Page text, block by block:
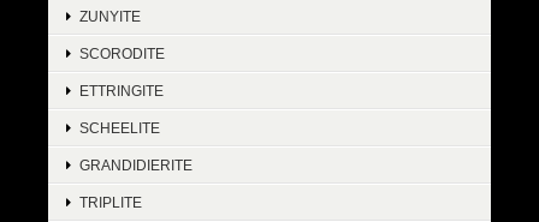
ZUNYITE
SCORODITE
ETTRINGITE
SCHEELITE
GRANDIDIERITE
TRIPLITE